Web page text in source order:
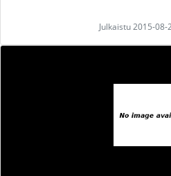
Julkaistu 2015-